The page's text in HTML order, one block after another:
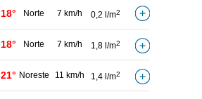
18° Norte 7 km/h 0,2 l/m2
18° Norte 7 km/h 1,8 l/m2
21° Noreste 11 km/h 1,4 l/m2